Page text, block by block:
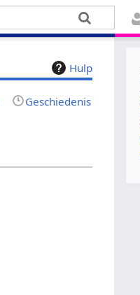
Hulp
Geschiedenis